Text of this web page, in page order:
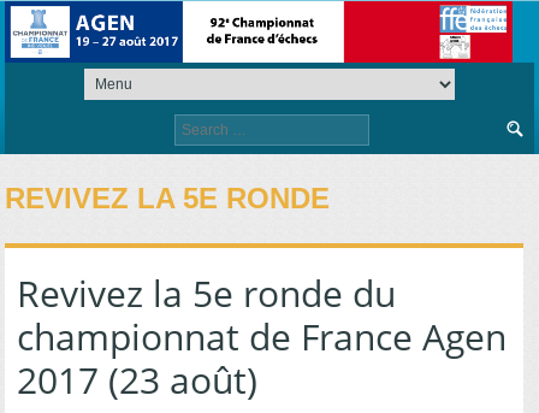
Search
for:
REVIVEZ LA 5E RONDE
Revivez la 5e ronde du
championnat de France Agen
2017 (23 août)